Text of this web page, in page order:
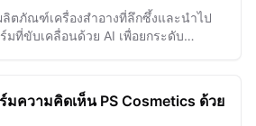
ตภัณฑ์เครื่องสำอางที่ลึกซึ้งและนำไป
ที่ขับเคลื่อนด้วย AI เพื่อยกระดับ
มความคิดเห็น PS Cosmetics ด้วย